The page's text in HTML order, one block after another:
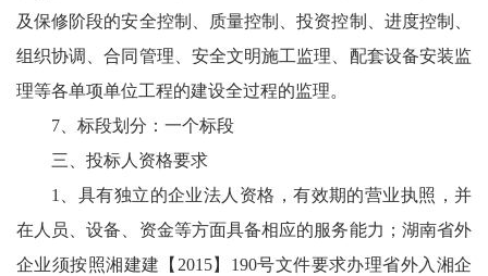
及保修阶段的安全控制、质量控制、投资控制、进度控制、
组织协调、合同管理、安全文明施工监理、配套设备安装监
理等各单项单位工程的建设全过程的监理。
7、标段划分：一个标段
三、投标人资格要求
1、具有独立的企业法人资格，有效期的营业执照，并
在人员、设备、资金等方面具备相应的服务能力；湖南省外
企业须按照湘建建【2015】190号文件要求办理省外入湘企